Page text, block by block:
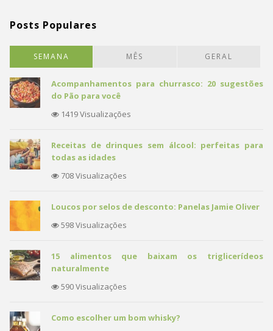
Posts Populares
SEMANA MÊS GERAL
Acompanhamentos para churrasco: 20 sugestões
do Pão para você
1419 Visualizações
Receitas de drinques sem álcool: perfeitas para
todas as idades
708 Visualizações
Loucos por selos de desconto: Panelas Jamie Oliver
598 Visualizações
15 alimentos que baixam os triglicerídeos
naturalmente
590 Visualizações
Como escolher um bom whisky?